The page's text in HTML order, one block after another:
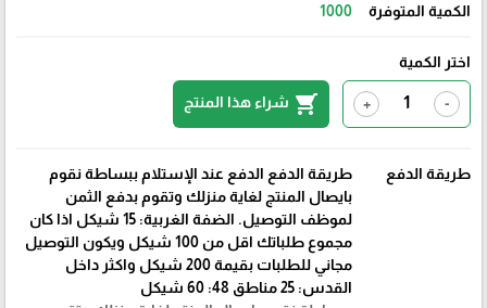
الكمية المتوفرة 1000
اختر الكمية
-
+
shopping_cart شراء هذا المنتج
طريقة الدفع
طريقة الدفع الدفع عند الإستلام ببساطة نقوم
بايصال المنتج لغاية منزلك وتقوم بدفع الثمن
لموظف التوصيل. الضفة الغربية: 15 شيكل اذا كان
مجموع طلباتك اقل من 100 شيكل ويكون التوصيل
مجاني للطلبات بقيمة 200 شيكل واكثر داخل
القدس: 25 مناطق 48: 60 شيكل